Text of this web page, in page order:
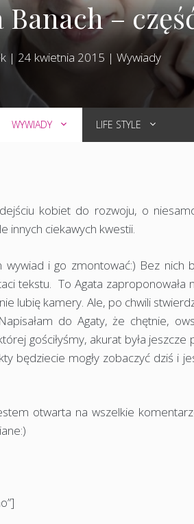
–
| 24 kwietnia 2015 | Wywiady
WYWIADY LIFE STYLE
kobiet do rozwoju, o
innych ciekawych kwestii.
wywiad i go zmontować:) Bez nich
tekstu. To Agata zaproponowała
lubię kamery. Ale, po chwili
do Agaty, że chętnie,
gościłyśmy, akurat była jeszcze
będziecie mogły zobaczyć dziś i
otwarta na wszelkie